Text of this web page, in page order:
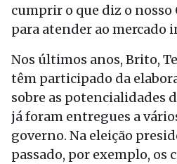
cumprir o que diz o
para atender ao mercado
Nos últimos anos, Brito,
têm participado da
sobre as potencialidades
já foram entregues a
governo. Na eleição
passado, por exemplo, os